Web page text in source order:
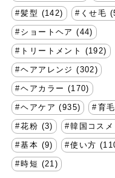
髪型 (142) くせ毛
ショートヘア (44)
トリートメント (192)
ヘアアレンジ (302)
ヘアカラー (170)
ヘアケア (935) 育
花粉 (3) 韓国コス
基本 (9) 使い方
時短 (21)